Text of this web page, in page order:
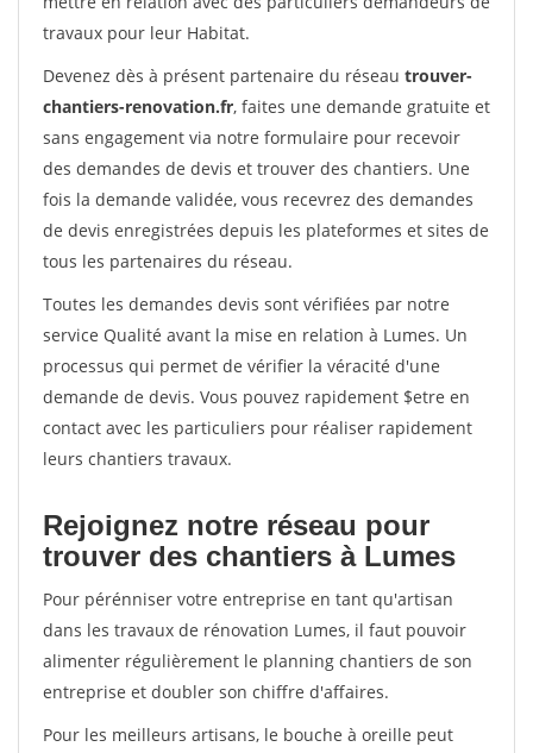
travaux pour leur Habitat.
Devenez dès à présent partenaire du réseau trouver-
chantiers-renovation.fr, faites une demande gratuite et
sans engagement via notre formulaire pour recevoir
des demandes de devis et trouver des chantiers. Une
fois la demande validée, vous recevrez des demandes
de devis enregistrées depuis les plateformes et sites de
tous les partenaires du réseau.
Toutes les demandes devis sont vérifiées par notre
service Qualité avant la mise en relation à Lumes. Un
processus qui permet de vérifier la véracité d'une
demande de devis. Vous pouvez rapidement $etre en
contact avec les particuliers pour réaliser rapidement
leurs chantiers travaux.
Rejoignez notre réseau pour
trouver des chantiers à Lumes
Pour pérénniser votre entreprise en tant qu'artisan
dans les travaux de rénovation Lumes, il faut pouvoir
alimenter régulièrement le planning chantiers de son
entreprise et doubler son chiffre d'affaires.
Pour les meilleurs artisans, le bouche à oreille peut